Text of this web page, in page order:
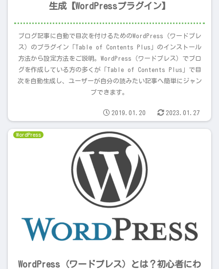
生成【WordPressプラグイン】
ブログ記事に自動で目次を付けるためのWordPress（ワードプレ
ス）のプラグイン「Table of Contents Plus」のインストール
方法から設定方法をご説明。WordPress（ワードプレス）でブロ
グを作成している方の多くが「Table of Contents Plus」で目
次を自動生成し、ユーザーが自分の読みたい記事へ簡単にジャン
プできます。
2019.01.20 2023.01.27
WordPress
WordPress（ワードプレス）とは？初心者にわ